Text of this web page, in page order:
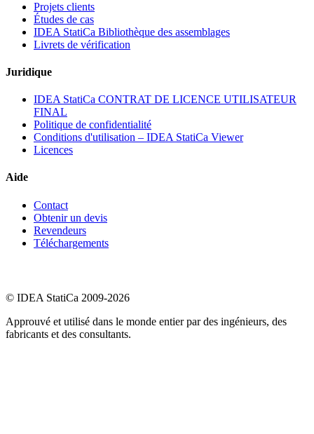
Projets clients
Études de cas
IDEA StatiCa Bibliothèque des assemblages
Livrets de vérification
Juridique
IDEA StatiCa CONTRAT DE LICENCE UTILISATEUR
FINAL
Politique de confidentialité
Conditions d'utilisation – IDEA StatiCa Viewer
Licences
Aide
Contact
Obtenir un devis
Revendeurs
Téléchargements
© IDEA StatiCa 2009-2026
Approuvé et utilisé dans le monde entier par des ingénieurs, des
fabricants et des consultants.